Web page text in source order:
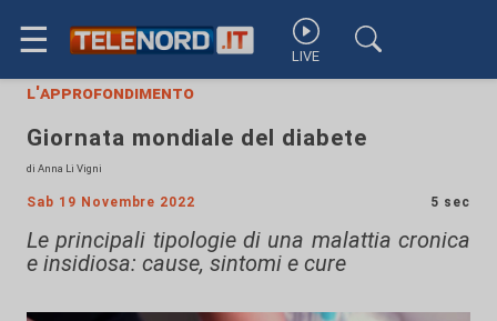
☰ LIVE
l'approfondimento
Giornata mondiale del diabete
di Anna Li Vigni
Sab 19 Novembre 2022 5 sec
Le principali tipologie di una malattia cronica
e insidiosa: cause, sintomi e cure